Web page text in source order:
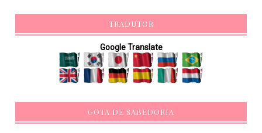
TRADUTOR
Google Translate
GOTA DE SABEDORIA